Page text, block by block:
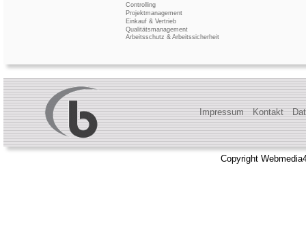
Controlling
Projektmanagement
Einkauf & Vertrieb
Qualitätsmanagement
Arbeitsschutz & Arbeitssicherheit
Impressum Kontakt
Copyright